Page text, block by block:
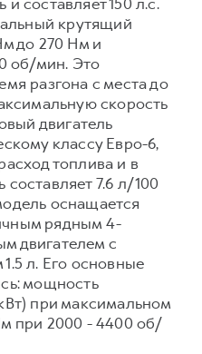
крутящий
до 270 Нм и
об/мин. Это
разгона с места до
скорость
двигатель
классу Евро-6,
топлива и в
7.6 л/100
оснащается
рядным 4-
двигателем с
л. Его основные
мощность
при максимальном
при 2000 - 4400 об/